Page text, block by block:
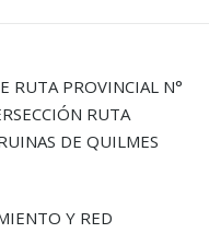
RUTA PROVINCIAL N°
RUTA
DE QUILMES
Y RED